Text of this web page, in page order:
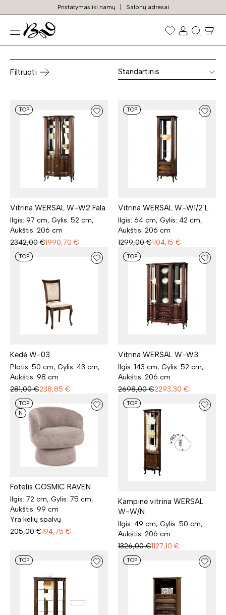
Pristatymas iki namų Salonų adresai
Prekių
paieška
Baldų kolekcijos
Filtruoti Standartinis
TOP
Vitrina WERSAL W-W2 Fala
Ilgis: 97 cm, Gylis: 52 cm,
Aukštis: 206 cm
2342,00 €1990,70 €
TOP
Vitrina WERSAL W-W1/2 L
Ilgis: 64 cm, Gylis: 42 cm,
Aukštis: 206 cm
1299,00 €1104,15 €
TOP
Kėdė W-03
Plotis: 50 cm, Gylis: 43 cm,
Aukštis: 98 cm
281,00 €238,85 €
TOP
Vitrina WERSAL W-W3
Ilgis: 143 cm, Gylis: 52 cm,
Aukštis: 206 cm
2698,00 €2293,30 €
TOP
N
Fotelis COSMIC RAVEN
Ilgis: 72 cm, Gylis: 75 cm,
Aukštis: 99 cm
Yra kelių spalvų
205,00 €194,75 €
TOP
Kampinė vitrina WERSAL
W-W/N
Ilgis: 49 cm, Gylis: 50 cm,
Aukštis: 206 cm
1326,00 €1127,10 €
TOP TOP